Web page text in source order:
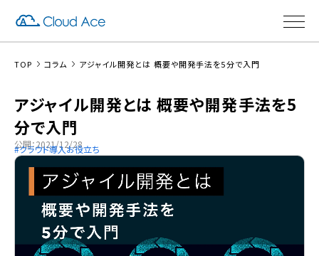
TOP コラム アジャイル開発とは 概要や開発手法を5分で入門
アジャイル開発とは 概要や開発手法を5
分で入門
公開：2021/12/28
クラウド導入お役立ち